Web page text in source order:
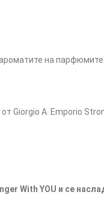
на парфюмите
Giorgio A. Emporio
With YOU и се